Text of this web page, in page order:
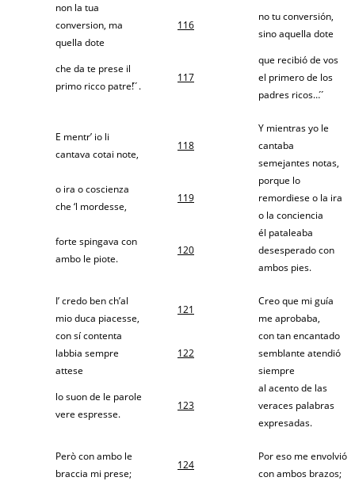
non la tua
conversion, ma
quella dote
116
no tu conversión,
sino aquella dote
che da te prese il
primo ricco patre! ́ ́.
117
que recibió de vos
el primero de los
padres ricos… ́ ́
E mentr’ io li
cantava cotai note,
118
Y mientras yo le
cantaba
semejantes notas,
o ira o coscienza
che ‘l mordesse,
119
porque lo
remordiese o la ira
o la conciencia
forte spingava con
ambo le piote.
120
él pataleaba
desesperado con
ambos pies.
I’ credo ben ch’al
mio duca piacesse,
121
Creo que mi guía
me aprobaba,
con sí contenta
labbia sempre
attese
122
con tan encantado
semblante atendió
siempre
lo suon de le parole
vere espresse.
123
al acento de las
veraces palabras
expresadas.
Però con ambo le
braccia mi prese;
124
Por eso me envolvió
con ambos brazos;